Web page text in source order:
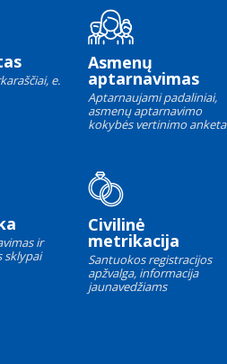
e.
Asmenų
aptarnavimas
Aptarnaujami padaliniai,
asmenų aptarnavimo
kokybės vertinimo anketa
ir
sklypai
Civilinė
metrikacija
Santuokos registracijos
apžvalga, informacija
jaunavedžiams